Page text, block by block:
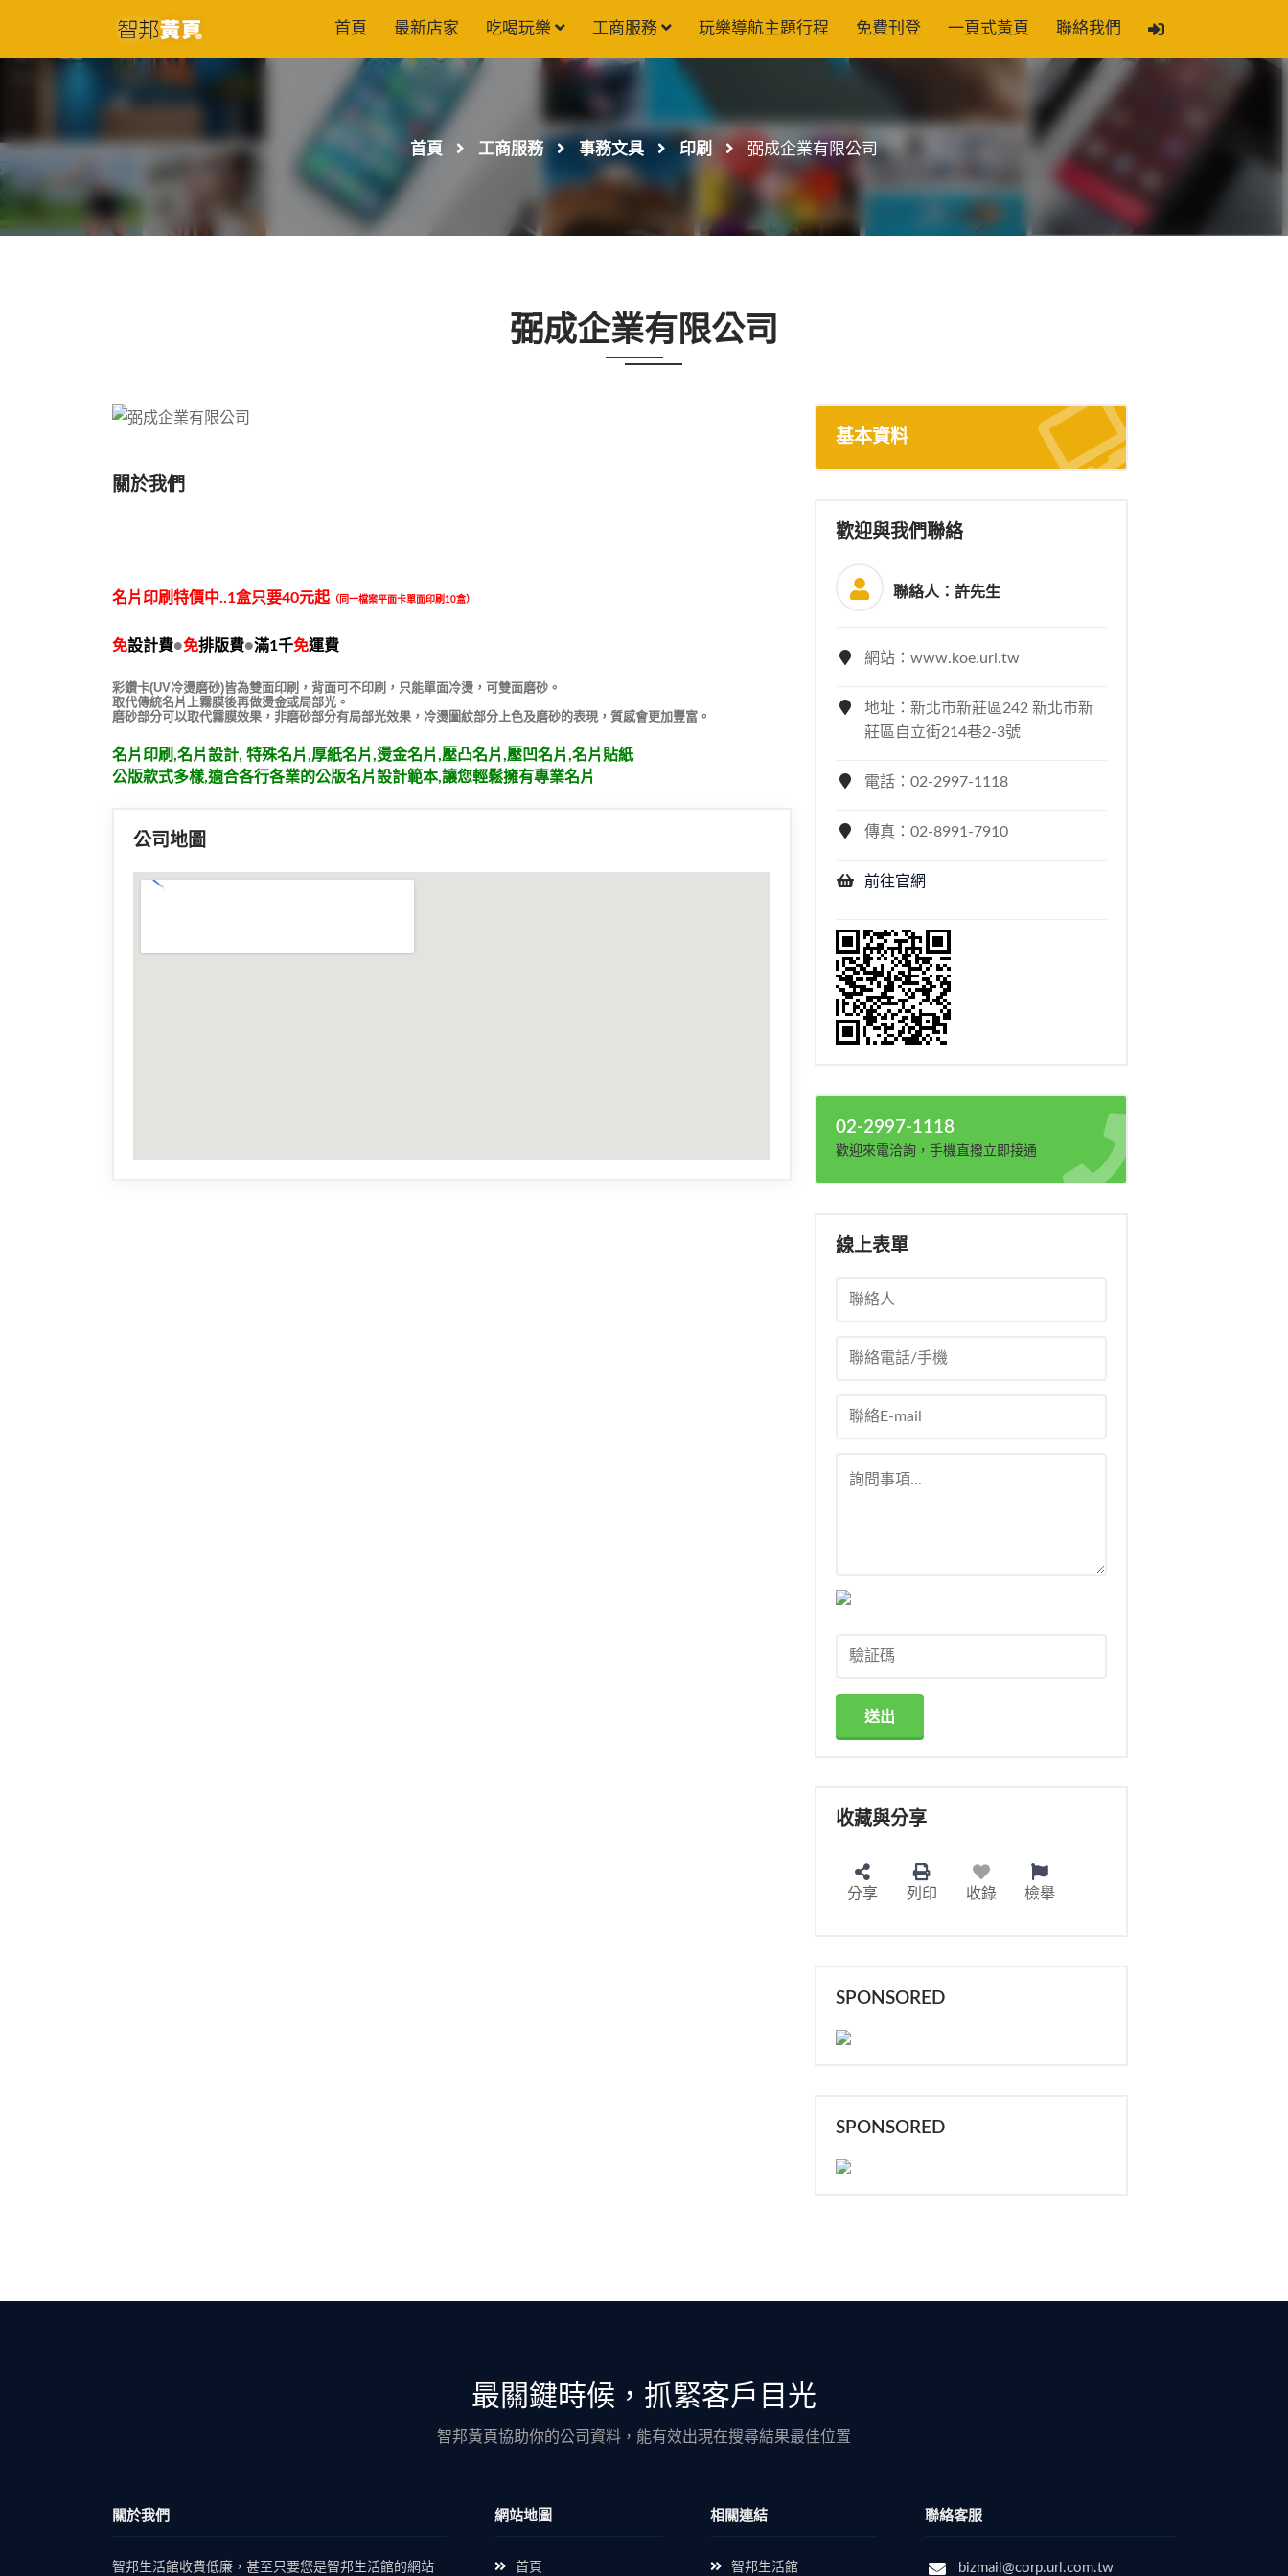
首頁 最新店家 吃喝玩樂 工商服務 玩樂導航主題行程 免費刊登 一頁式黃頁 聯絡我們
首頁 工商服務 事務文具 印刷 弼成企業有限公司
弼成企業有限公司
關於我們
名片印刷特價中..1盒只要40元起（同一檔案平面卡單面印刷10盒）
免設計費●免排版費●滿1千免運費
彩鑽卡(UV冷燙磨砂)皆為雙面印刷，背面可不印刷，只能單面冷燙，可雙面磨砂。
取代傳統名片上霧膜後再做燙金或局部光。
磨砂部分可以取代霧膜效果，非磨砂部分有局部光效果，冷燙圖紋部分上色及磨砂的表現，質感會更加豐富。
名片印刷,名片設計, 特殊名片,厚紙名片,燙金名片,壓凸名片,壓凹名片,名片貼紙
公版款式多樣,適合各行各業的公版名片設計範本,讓您輕鬆擁有專業名片
公司地圖
基本資料
歡迎與我們聯絡
聯絡人：許先生
網站：www.koe.url.tw
地址：新北市新莊區242 新北市新
莊區自立街214巷2-3號
電話：02-2997-1118
傳真：02-8991-7910
前往官網
02-2997-1118
歡迎來電洽詢，手機直撥立即接通
線上表單
送出
收藏與分享
分享 列印 收錄 檢舉
SPONSORED
SPONSORED
最關鍵時候，抓緊客戶目光
智邦黃頁協助你的公司資料，能有效出現在搜尋結果最佳位置
關於我們
智邦生活館收費低廉，甚至只要您是智邦生活館的網站
網站地圖
首頁
相關連結
智邦生活館
聯絡客服
bizmail@corp.url.com.tw